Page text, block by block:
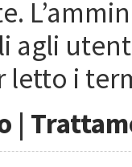
agli
letto i
|